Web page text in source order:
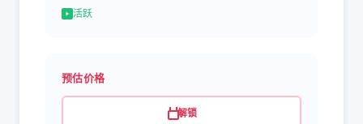
活跃
预估价格
解锁